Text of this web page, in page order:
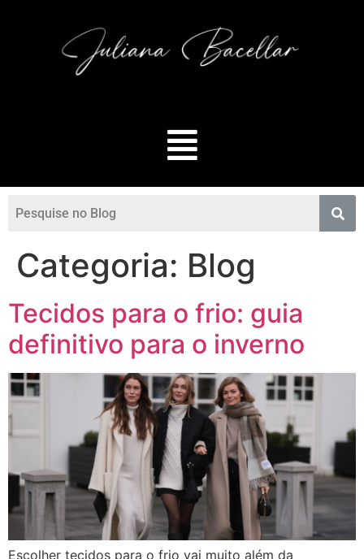
Categoria: Blog
Tecidos para o frio: guia
definitivo para o inverno
Escolher tecidos para o frio vai muito além da